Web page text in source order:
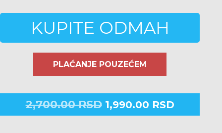
KUPITE ODMAH
PLAĆANJE POUZEĆEM
2,700.00RSD 1,990.00 RSD